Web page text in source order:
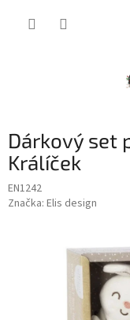
Dárkový set
Králíček
EN1242
Značka: Elis design